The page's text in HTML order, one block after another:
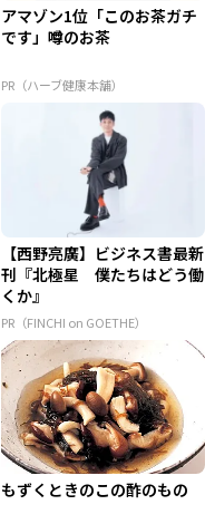
アマゾン1位「このお茶ガチ
です」噂のお茶
PR（ハーブ健康本舗）
【西野亮廣】ビジネス書最新
刊『北極星 僕たちはどう働
くか』
PR（FINCHI on GOETHE）
もずくときのこの酢のもの